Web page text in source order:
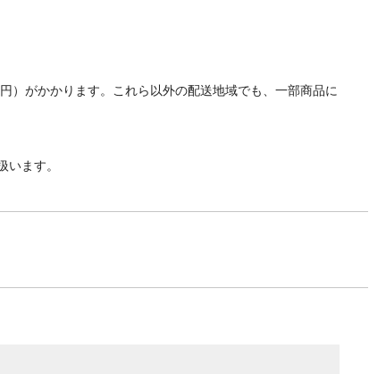
）がかかります。これら以外の配送地域でも、一部商品に
ます。